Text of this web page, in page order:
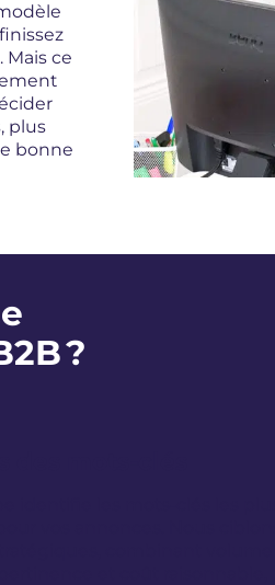
Mais ce
plus
bonne
?